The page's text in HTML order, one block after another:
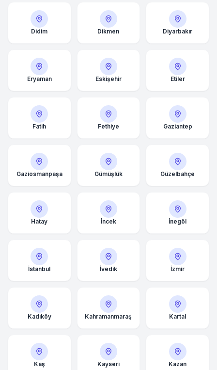
Didim Dikmen Diyarbakır
Eryaman Eskişehir Etiler
Fatih Fethiye Gaziantep
Gaziosmanpaşa Gümüşlük Güzelbahçe
Hatay İncek İnegöl
İstanbul İvedik İzmir
Kadıköy Kahramanmaraş Kartal
Kaş Kayseri Kazan